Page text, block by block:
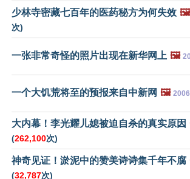
少林寺密藏七百年的医药秘方为何失效 🖼️
次)
一张非常奇怪的照片出现在新华网上 🖼️
一个大饥荒将至的预报来自中新网 🖼️
大内幕！李光耀儿媳被迫自杀的真实原因
(262,100次)
神奇见证！淤泥中的赞美诗诗集千年不腐
(32,787次)